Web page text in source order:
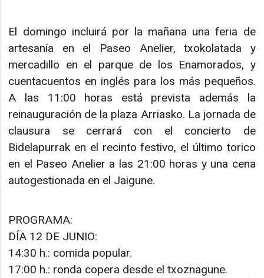
El domingo incluirá por la mañana una feria de
artesanía en el Paseo Anelier, txokolatada y
mercadillo en el parque de los Enamorados, y
cuentacuentos en inglés para los más pequeños.
A las 11:00 horas está prevista además la
reinauguración de la plaza Arriasko. La jornada de
clausura se cerrará con el concierto de
Bidelapurrak en el recinto festivo, el último torico
en el Paseo Anelier a las 21:00 horas y una cena
autogestionada en el Jaigune.
PROGRAMA:
DÍA 12 DE JUNIO:
14:30 h.: comida popular.
17:00 h.: ronda copera desde el txoznagune.